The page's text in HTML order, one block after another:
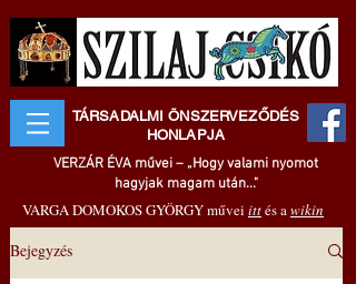
TÁRSADALMI ÖNSZERVEZŐDÉS
HONLAPJA
VERZÁR ÉVA művei – „Hogy valami nyomot
hagyjak magam után..."
VARGA DOMOKOS GYÖRGY művei ittés awikin
Bejegyzés